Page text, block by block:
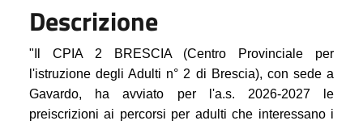
Descrizione
"Il CPIA 2 BRESCIA (Centro Provinciale per
l'istruzione degli Adulti n° 2 di Brescia), con sede a
Gavardo, ha avviato per l'a.s. 2026-2027 le
preiscrizioni ai percorsi per adulti che interessano i